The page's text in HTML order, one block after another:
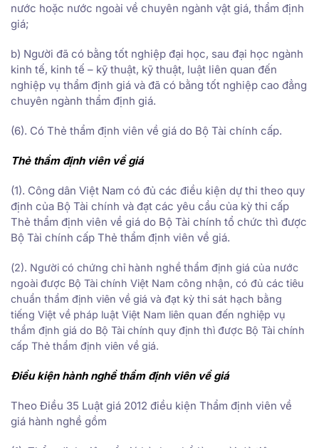
nước hoặc nước ngoài về chuyên ngành vật giá, thẩm định
giá;
b) Người đã có bằng tốt nghiệp đại học, sau đại học ngành
kinh tế, kinh tế – kỹ thuật, kỹ thuật, luật liên quan đến
nghiệp vụ thẩm định giá và đã có bằng tốt nghiệp cao đẳng
chuyên ngành thẩm định giá.
(6). Có Thẻ thẩm định viên về giá do Bộ Tài chính cấp.
Thẻ thẩm định viên về giá
(1). Công dân Việt Nam có đủ các điều kiện dự thi theo quy
định của Bộ Tài chính và đạt các yêu cầu của kỳ thi cấp
Thẻ thẩm định viên về giá do Bộ Tài chính tổ chức thì được
Bộ Tài chính cấp Thẻ thẩm định viên về giá.
(2). Người có chứng chỉ hành nghề thẩm định giá của nước
ngoài được Bộ Tài chính Việt Nam công nhận, có đủ các tiêu
chuẩn thẩm định viên về giá và đạt kỳ thi sát hạch bằng
tiếng Việt về pháp luật Việt Nam liên quan đến nghiệp vụ
thẩm định giá do Bộ Tài chính quy định thì được Bộ Tài chính
cấp Thẻ thẩm định viên về giá.
Điều kiện hành nghề thẩm định viên về giá
Theo Điều 35 Luật giá 2012 điều kiện Thẩm định viên về
giá hành nghề gồm